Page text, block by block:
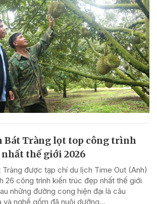
Bát Tràng lọt top công trình
thế giới 2026
được tạp chí du lịch Time Out (Anh)
26 công trình kiến trúc đẹp nhất thế giới
những đường cong hiện đại là câu
và nghề gốm đã nuôi dưỡng...